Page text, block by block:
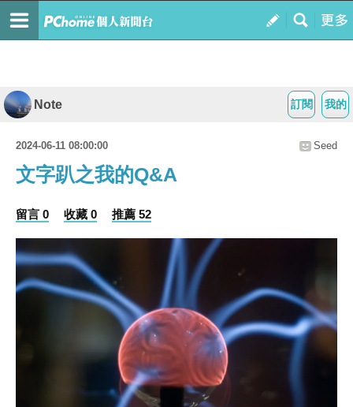
我的
訂閱
Note
2024-06-11 08:00:00 Seed
文字趴之我的Q&A
留言 0 收藏 0 推薦 52